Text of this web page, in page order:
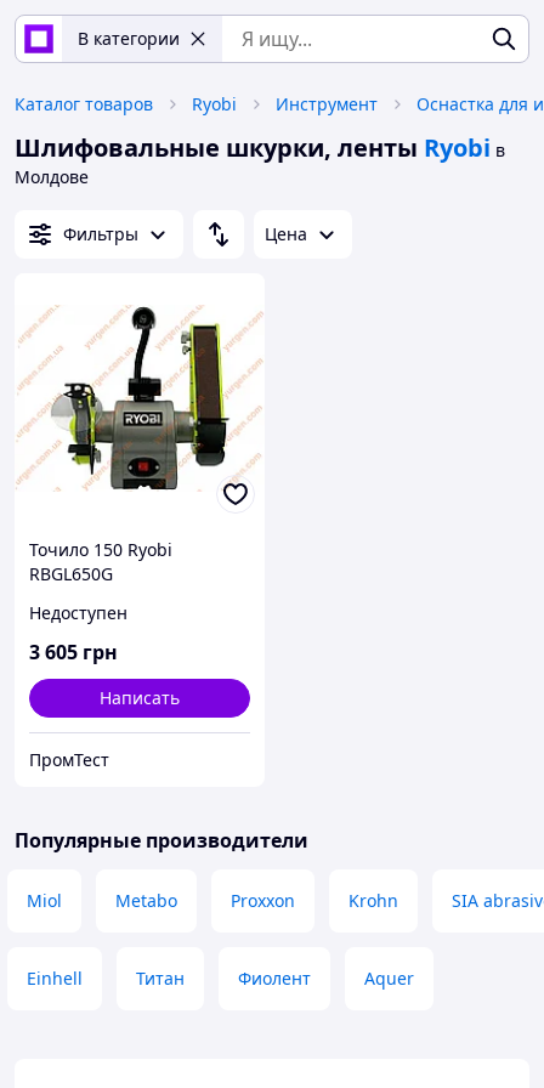
В категории
Каталог товаров Ryobi Инструмент Оснастка для
Шлифовальные шкурки, ленты Ryobi в
Молдове
Фильтры Цена
Точило 150 Ryobi
RBGL650G
Недоступен
3 605 грн
Написать
ПромТест
Популярные производители
Miol Metabo Proxxon Krohn SIA
Einhell Титан Фиолент Aquer